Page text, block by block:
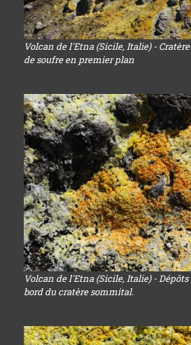
Volcan de l'Etna (Sicile, Italie) -
de soufre en premier plan
Volcan de l'Etna (Sicile, Italie) - Dépôts
bord du cratère sommital.